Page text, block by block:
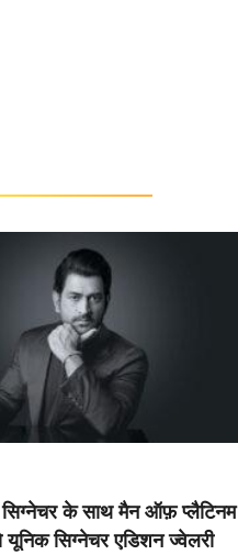
के साथ मैन ऑफ़ प्लैटिनम
यूनिक सिग्नेचर एडिशन ज्वेलरी